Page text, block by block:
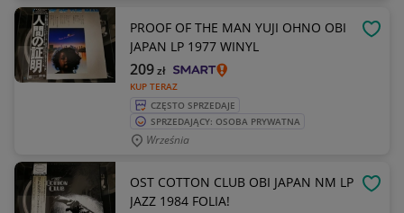
PROOF OF THE MAN YUJI OHNO OBI
JAPAN LP 1977 WINYL
KUP TERAZ
209zł
CZĘSTO SPRZEDAJE
SPRZEDAJĄCY: OSOBA PRYWATNA
Września
OST COTTON CLUB OBI JAPAN NM LP
JAZZ 1984 FOLIA!